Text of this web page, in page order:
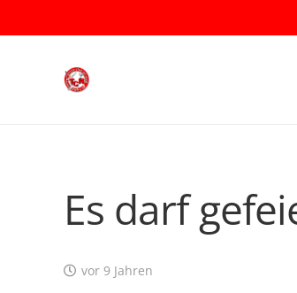
Es darf
vor 9 Jahren